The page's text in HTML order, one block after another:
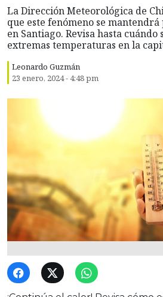
La Dirección Meteorológica de
que este fenómeno se
en Santiago. Revisa hasta
extremas temperaturas en la
Leonardo Guzmán
23 enero, 2024 - 4:48 pm